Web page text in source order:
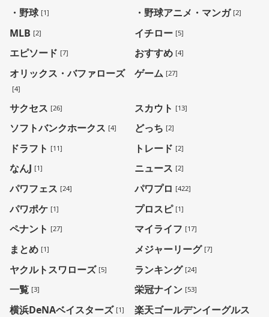
・野球 [1] ・野球アニメ・マンガ [2]
MLB [2] イチロー [5]
エピソード [7] おすすめ [4]
オリックス・バファローズ
[4]
ゲーム [27]
サクセス [26] スカウト [13]
ソフトバンクホークス [4] どっち [2]
ドラフト [11] トレード [2]
なんJ [1] ニュース [2]
パワフェス [24] パワプロ [422]
パワポケ [1] プロスピ [1]
ペナント [27] マイライフ [17]
まとめ [1] メジャーリーグ [7]
ヤクルトスワローズ [5] ランキング [24]
一覧 [3] 栄冠ナイン [53]
横浜DeNAベイスターズ [1] 楽天ゴールデンイーグルス